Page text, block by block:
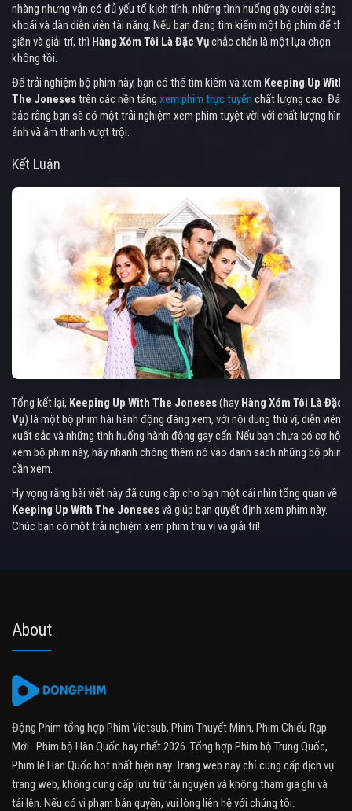
nhàng nhưng vẫn có đủ yếu tố kịch tính, những tình huống gây cười sảng
khoái và dàn diễn viên tài năng. Nếu bạn đang tìm kiếm một bộ phim để thư
giãn và giải trí, thì Hàng Xóm Tôi Là Đặc Vụchắc chắn là một lựa chọn
không tồi.
Để trải nghiệm bộ phim này, bạn có thể tìm kiếm và xem Keeping Up With
The Jonesestrên các nền tảng xem phim trực tuyến chất lượng cao. Đảm
bảo rằng bạn sẽ có một trải nghiệm xem phim tuyệt vời với chất lượng hình
ảnh và âm thanh vượt trội.
Kết Luận
Tổng kết lại, Keeping Up With The Joneses(hay Hàng Xóm Tôi Là Đặc
Vụ) là một bộ phim hài hành động đáng xem, với nội dung thú vị, diễn viên
xuất sắc và những tình huống hành động gay cấn. Nếu bạn chưa có cơ hội
xem bộ phim này, hãy nhanh chóng thêm nó vào danh sách những bộ phim
cần xem.
Hy vọng rằng bài viết này đã cung cấp cho bạn một cái nhìn tổng quan về
Keeping Up With The Jonesesvà giúp bạn quyết định xem phim này.
Chúc bạn có một trải nghiệm xem phim thú vị và giải trí!
About
Động Phim tổng hợp Phim Vietsub, Phim Thuyết Minh, Phim Chiếu Rạp
Mới . Phim bộ Hàn Quốc hay nhất 2026. Tổng hợp Phim bộ Trung Quốc,
Phim lẻ Hàn Quốc hot nhất hiện nay. Trang web này chỉ cung cấp dịch vụ
trang web, không cung cấp lưu trữ tài nguyên và không tham gia ghi và
tải lên. Nếu có vi phạm bản quyền, vui lòng liên hệ với chúng tôi.